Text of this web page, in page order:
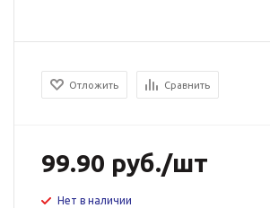
Отложить Сравнить
99.90 руб./шт
Нет в наличии